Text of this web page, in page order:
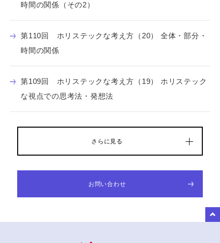
時間の関係（その2）
第110回 ホリステックな考え方（20） 全体・部分・
時間の関係
第109回 ホリステックな考え方（19） ホリステック
な視点での思考法・発想法
さらに見る
お問い合わせ